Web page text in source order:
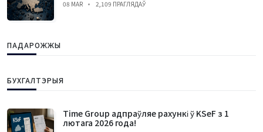
08 MAR 2,109 ПРАГЛЯДАЎ
ПАДАРОЖЖЫ
БУХГАЛТЭРЫЯ
Time Group адпраўляе рахункі ў KSeF з 1
лютага 2026 года!